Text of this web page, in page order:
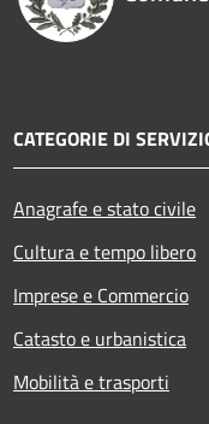
CATEGORIE DI
Anagrafe e stato civile
Cultura e tempo libero
Imprese e Commercio
Catasto e urbanistica
Mobilità e trasporti